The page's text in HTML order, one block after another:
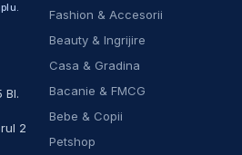
Bl.
2
Fashion & Accesorii
Beauty & Ingrijire
Casa & Gradina
Bacanie & FMCG
Bebe & Copii
Petshop